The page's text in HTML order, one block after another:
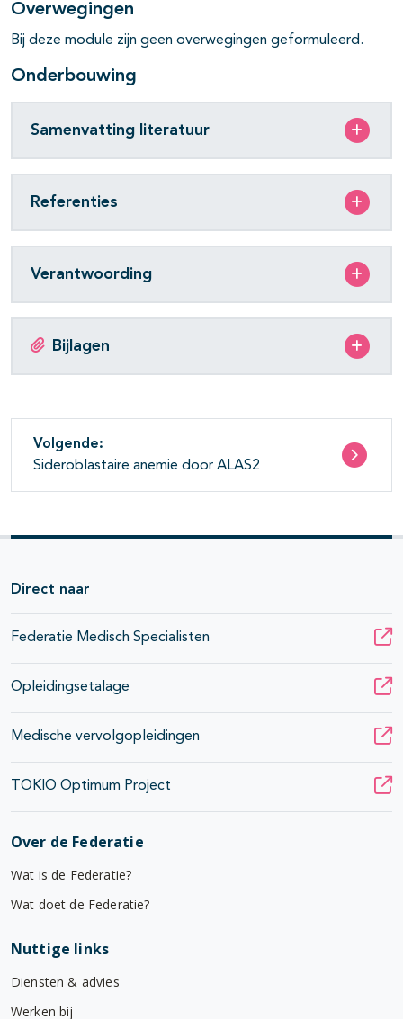
Overwegingen
Bij deze module zijn geen overwegingen geformuleerd.
Onderbouwing
Samenvatting literatuur
Referenties
Verantwoording
Bijlagen
Volgende:
Sideroblastaire anemie door ALAS2
Direct naar
Federatie Medisch Specialisten
Opleidingsetalage
Medische vervolgopleidingen
TOKIO Optimum Project
Over de Federatie
Wat is de Federatie?
Wat doet de Federatie?
Nuttige links
Diensten & advies
Werken bij